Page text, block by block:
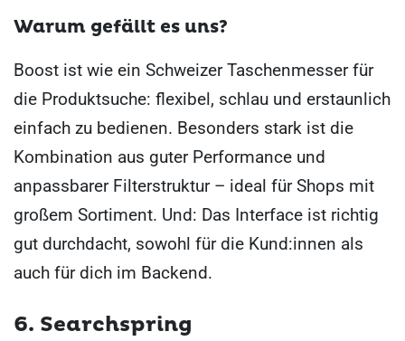
Warum gefällt es uns?
Boost ist wie ein Schweizer Taschenmesser für
die Produktsuche: flexibel, schlau und erstaunlich
einfach zu bedienen. Besonders stark ist die
Kombination aus guter Performance und
anpassbarer Filterstruktur – ideal für Shops mit
großem Sortiment. Und: Das Interface ist richtig
gut durchdacht, sowohl für die Kund:innen als
auch für dich im Backend.
6. Searchspring